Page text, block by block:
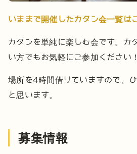
いままで開催したカタン会一覧は
カタンを単純に楽しむ会です。カ
い方でもお気軽にご参加ください！
場所を4時間借りていますので、
と思います。
募集情報